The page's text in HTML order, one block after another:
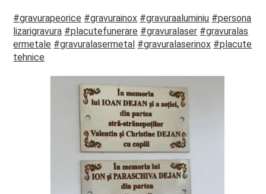
#gravurapeorice #gravurainox #gravuraaluminiu #persona
lizarigravura #placutefunerare #gravuralaser #gravuralas
ermetale #gravuralasermetal #gravuralaserinox #placute
tehnice